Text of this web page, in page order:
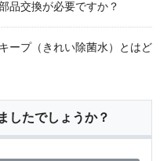
品交換が必要ですか？
ープ（きれい除菌水）とはど
したでしょうか？